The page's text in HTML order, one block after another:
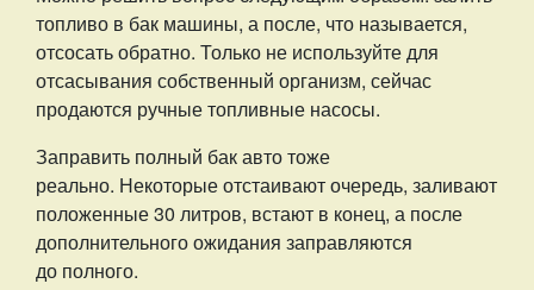
топливо в бак машины, а после, что называется,
отсосать обратно. Только не используйте для
отсасывания собственный организм, сейчас
продаются ручные топливные насосы.
Заправить полный бак авто тоже
реально. Некоторые отстаивают очередь, заливают
положенные 30 литров, встают в конец, а после
дополнительного ожидания заправляются
до полного.